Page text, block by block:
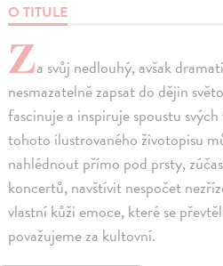
O TITULE
Za svůj nedlouhý, avšak
nesmazatelně zapsat do dějin
fascinuje a inspiruje spoustu
tohoto ilustrovaného životopisu
nahlédnout přímo pod prsty,
koncertů, navštívit nespočet
vlastní kůži emoce, které se
považujeme za kultovní.